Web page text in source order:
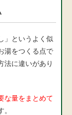
」というよく似
湯をつくる点で
法に違いがあり
な量をまとめて
。